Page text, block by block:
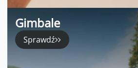
Gimbale
Sprawdź